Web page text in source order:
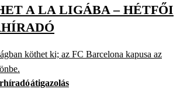
A LA LIGÁBA – HÉTFŐI
köthet ki; az FC Barcelona kapusa az
átigazolás